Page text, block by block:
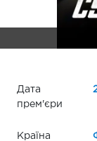
Дата
прем'єри
Країна